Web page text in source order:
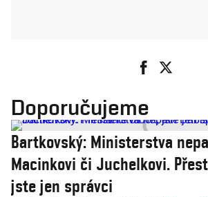
Doporučujeme
Bartkovský: Ministerstva
Macinkovi či Juchelkovi.
jste jen správci